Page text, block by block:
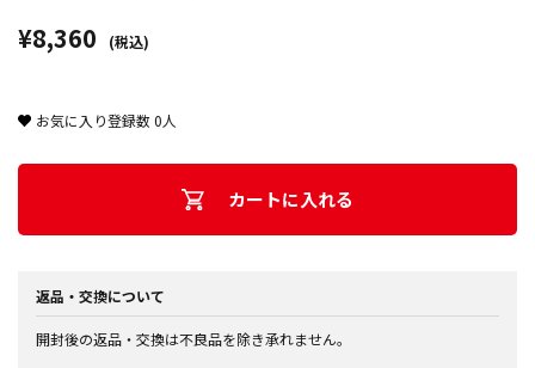
¥8,360 (税込)
お気に入り登録数0人
カートに入れる
返品・交換について
開封後の返品・交換は不良品を除き承れません。